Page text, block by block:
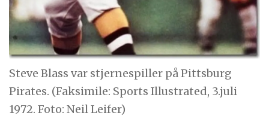
Steve Blass var stjernespiller på Pittsburg
Pirates. (Faksimile: Sports Illustrated, 3.juli
1972. Foto: Neil Leifer)